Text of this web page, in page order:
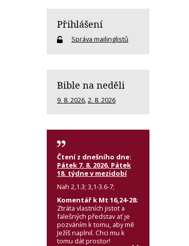
Přihlášení
Správa mailinglistů
Bible na neděli
9. 8. 2026 2. 8. 2026
Čtení z dnešního dne:
Pátek 7. 8. 2026, Pátek
18. týdne v mezidobí
Nah 2,1.3; 3,1-3.6-7;
Komentář k Mt 16,24-28:
Ztráta vlastních jistot a
falešných představ ať je
pozváním k tomu, aby mě
Ježíš naplnil. Chci mu k
tomu dát prostor!